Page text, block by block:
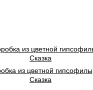
из цветной гипсофилы
Сказка